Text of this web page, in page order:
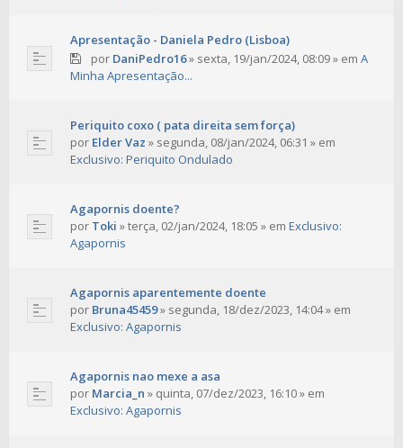
Apresentação - Daniela Pedro (Lisboa)
por DaniPedro16» sexta, 19/jan/2024, 08:09» em A
Minha Apresentação...
Periquito coxo ( pata direita sem força)
por Elder Vaz » segunda, 08/jan/2024, 06:31 » em
Exclusivo: Periquito Ondulado
Agapornis doente?
por Toki »terça, 02/jan/2024, 18:05 » em Exclusivo:
Agapornis
Agapornis aparentemente doente
por Bruna45459» segunda, 18/dez/2023, 14:04» em
Exclusivo: Agapornis
Agapornis nao mexe a asa
por Marcia_n » quinta, 07/dez/2023, 16:10» em
Exclusivo: Agapornis